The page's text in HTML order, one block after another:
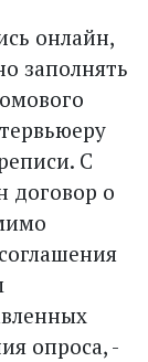
онлайн,
заполнять
С
договор о
опроса, -